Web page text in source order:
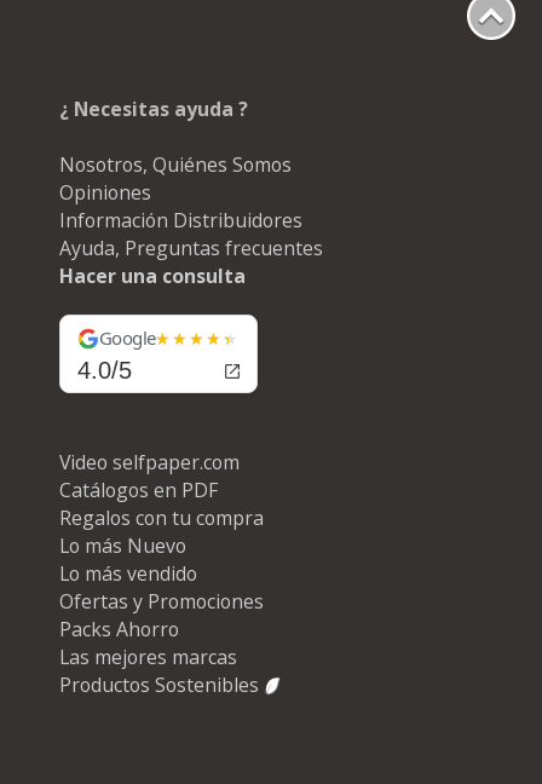
¿ Necesitas ayuda ?
Nosotros, Quiénes Somos
Opiniones
Información Distribuidores
Ayuda, Preguntas frecuentes
Hacer una consulta
Google
4.0/5
Video selfpaper.com
Catálogos en PDF
Regalos con tu compra
Lo más Nuevo
Lo más vendido
Ofertas y Promociones
Packs Ahorro
Las mejores marcas
Productos Sostenibles